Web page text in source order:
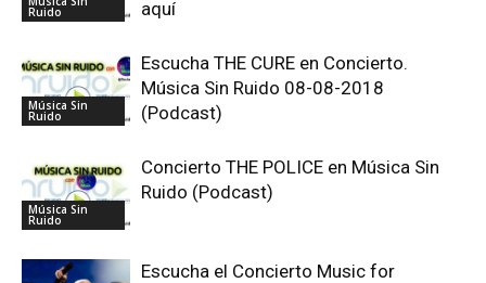
Ruido aquí
Música Sin
Ruido
Escucha THE CURE en Concierto.
Música Sin Ruido 08-08-2018
(Podcast)
Música Sin
Ruido
Concierto THE POLICE en Música Sin
Ruido (Podcast)
Escucha el Concierto Music for